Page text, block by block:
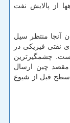
از پالایش نفت
آنجا منتظر سیل
نفتی فیزیکی در
چشمگیرترین
مقصد چین ارسال
سطح قبل از شیوع